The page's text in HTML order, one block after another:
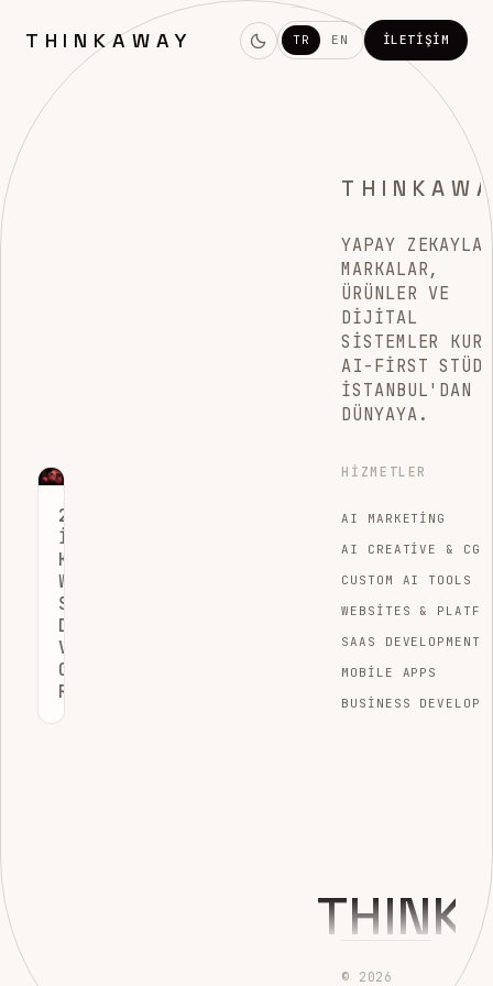
THINKAWAY TR EN İLETIŞIM
2026
İÇIN
KAPSAMLI
WEB
SITESI
DENETIM
VE
OPTIMIZASYON
REHBERI
YAPAY ZEKAYLA
MARKALAR,
ÜRÜNLER VE
DIJITAL
SISTEMLER
AI-FIRST
İSTANBUL'DAN
DÜNYAYA.
HIZMETLER
AI MARKETING
AI CREATIVE & CGI
CUSTOM AI TOOLS
WEBSITES &
SAAS DEVELOPMENT
MOBILE APPS
BUSINESS
© 2026